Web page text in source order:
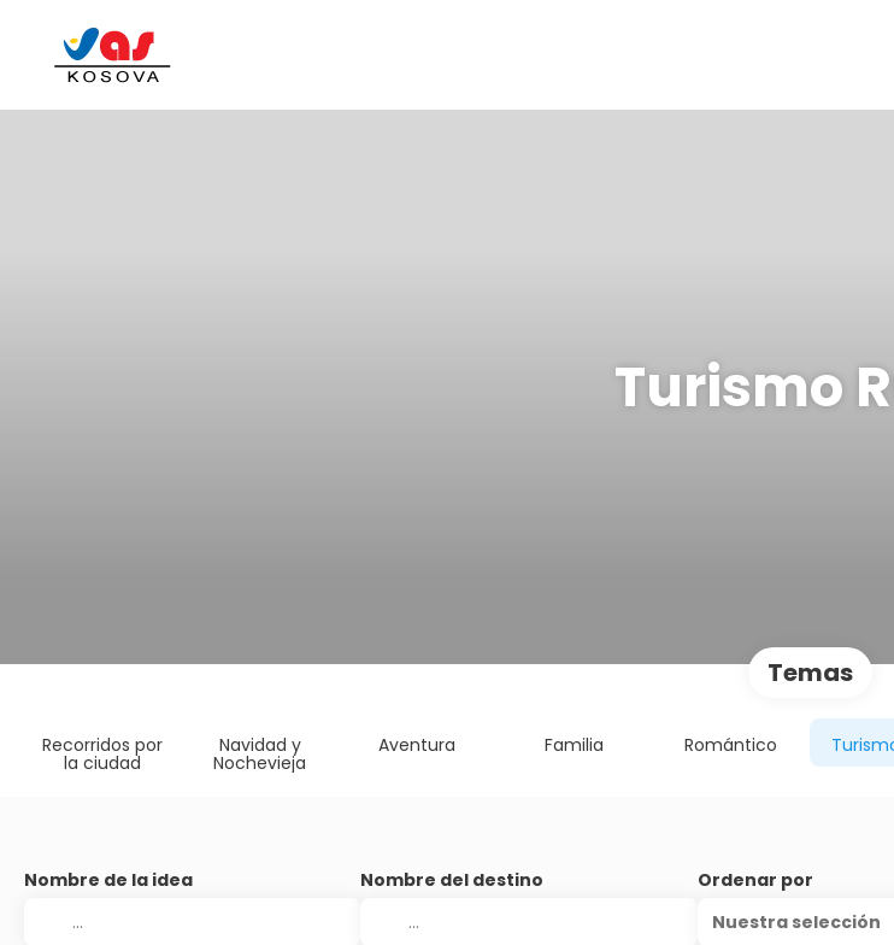
Turismo
Temas
Recorridos por
la ciudad
Navidad y
Nochevieja
Aventura Familia Romántico
Nombre de la idea Nombre del destino
Ordenar por
Nuestra selección